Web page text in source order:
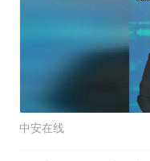
中安在线